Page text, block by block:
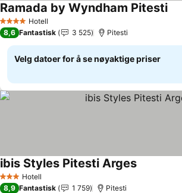
4 StjernerHotell
Ramada by Wyndham PitestiSe
8,6 Fantastisk 3 525 Pitesti
Velg datoer for å se nøyaktige priser
3 StjernerHotell
ibis Styles Pitesti ArgesSe priser
8,9 Fantastisk 1 759 Pitesti